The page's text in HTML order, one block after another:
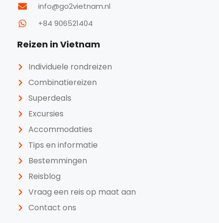
info@go2vietnam.nl
+84 906521404
Reizen in Vietnam
Individuele rondreizen
Combinatiereizen
Superdeals
Excursies
Accommodaties
Tips en informatie
Bestemmingen
Reisblog
Vraag een reis op maat aan
Contact ons